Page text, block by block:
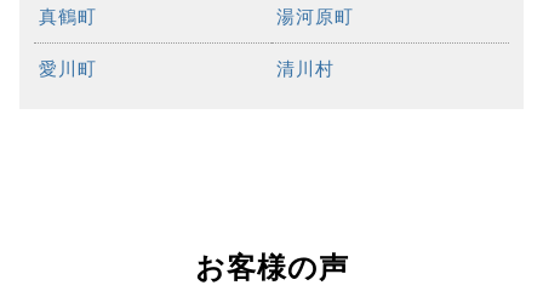
真鶴町 湯河原町
愛川町 清川村
お客様の声